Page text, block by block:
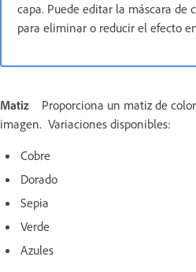
capa. Puede editar la máscara de
para eliminar o reducir el efecto
Matiz
Proporciona un matiz de
imagen. Variaciones disponibles:
Cobre
Dorado
Sepia
Verde
Azules